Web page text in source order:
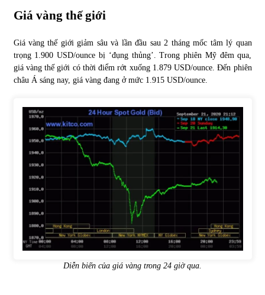
31/05/2022
Tiền gửi vào ngân hàng tiếp tục tăng mạnh
S&P Ratings cập nhật xếp hạng tín nhiệm của
Vietcombank và Eximbank
31/05/2022
Chứng khoán ngày 30/5/2022: Top 10 cổ phiếu nổi bật
31/05/2022
Phân tích giá tiền điện tử sau ngày thị trường lập kỷ lục
09/11/2021
Giá vàng thế giới
Giá vàng thế giới giảm sâu và lần đầu sau 2 tháng mốc tâm lý quan
trọng 1.900 USD/ounce bị ‘đụng thủng’. Trong phiên Mỹ đêm qua,
giá vàng thế giới có thời điểm rớt xuống 1.879 USD/ounce. Đến phiên
châu Á sáng nay, giá vàng đang ở mức 1.915 USD/ounce.
Diễn biến của giá vàng trong 24 giờ qua.